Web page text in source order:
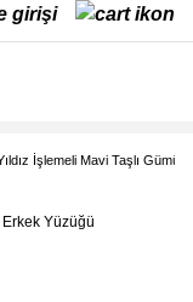
İşlemeli Mavi Taşlı